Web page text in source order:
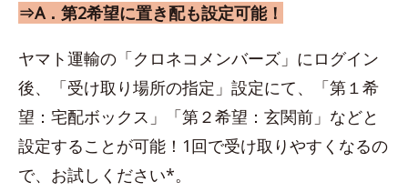
⇒A．第2希望に置き配も設定可能！
ヤマト運輸の「クロネコメンバーズ」にログイン
後、「受け取り場所の指定」設定にて、「第１希
望：宅配ボックス」「第２希望：玄関前」などと
設定することが可能！1回で受け取りやすくなるの
で、お試しください*。